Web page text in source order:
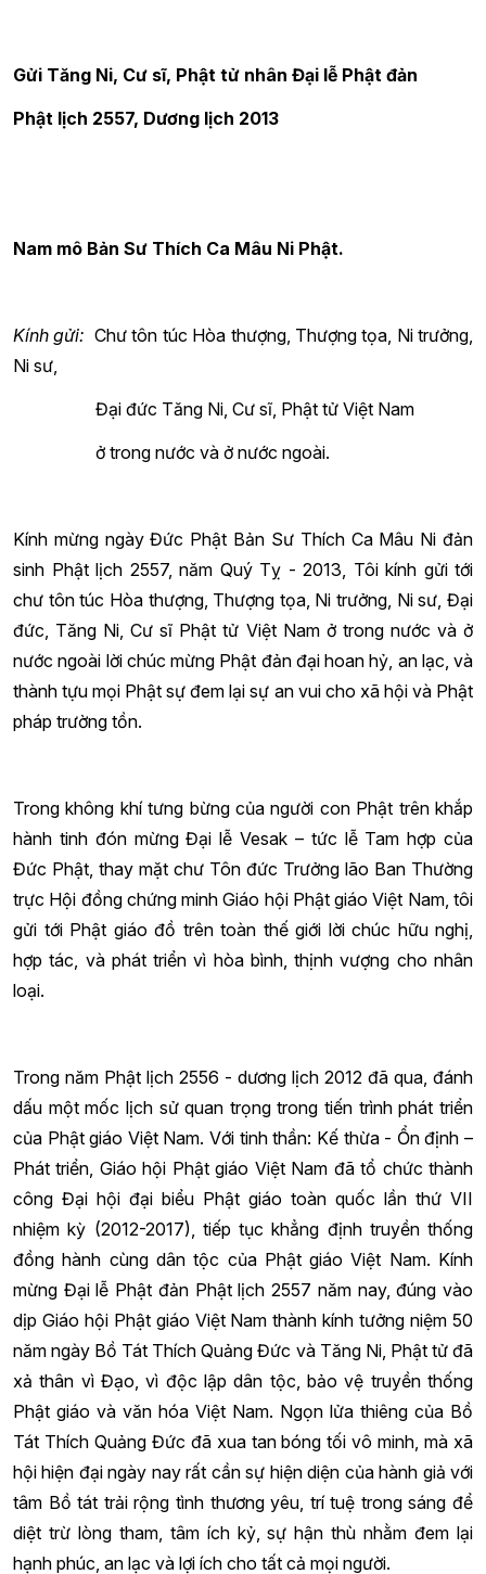
Gửi Tăng Ni, Cư sĩ, Phật tử nhân Đại lễ Phật đản
Phật lịch 2557, Dương lịch 2013
Nam mô Bản Sư Thích Ca Mâu Ni Phật.
Kính gửi: Chư tôn túc Hòa thượng, Thượng tọa, Ni trưởng,
Ni sư,
Đại đức Tăng Ni, Cư sĩ, Phật tử Việt Nam
ở trong nước và ở nước ngoài.
Kính mừng ngày Đức Phật Bản Sư Thích Ca Mâu Ni đản
sinh Phật lịch 2557, năm Quý Tỵ - 2013, Tôi kính gửi tới
chư tôn túc Hòa thượng, Thượng tọa, Ni trưởng, Ni sư, Đại
đức, Tăng Ni, Cư sĩ Phật tử Việt Nam ở trong nước và ở
nước ngoài lời chúc mừng Phật đản đại hoan hỷ, an lạc, và
thành tựu mọi Phật sự đem lại sự an vui cho xã hội và Phật
pháp trường tồn.
Trong không khí tưng bừng của người con Phật trên khắp
hành tinh đón mừng Đại lễ Vesak – tức lễ Tam hợp của
Đức Phật, thay mặt chư Tôn đức Trưởng lão Ban Thường
trực Hội đồng chứng minh Giáo hội Phật giáo Việt Nam, tôi
gửi tới Phật giáo đồ trên toàn thế giới lời chúc hữu nghị,
hợp tác, và phát triển vì hòa bình, thịnh vượng cho nhân
loại.
Trong năm Phật lịch 2556 - dương lịch 2012 đã qua, đánh
dấu một mốc lịch sử quan trọng trong tiến trình phát triển
của Phật giáo Việt Nam. Với tinh thần: Kế thừa - Ổn định –
Phát triển, Giáo hội Phật giáo Việt Nam đã tổ chức thành
công Đại hội đại biểu Phật giáo toàn quốc lần thứ VII
nhiệm kỳ (2012-2017), tiếp tục khẳng định truyền thống
đồng hành cùng dân tộc của Phật giáo Việt Nam. Kính
mừng Đại lễ Phật đản Phật lịch 2557 năm nay, đúng vào
dịp Giáo hội Phật giáo Việt Nam thành kính tưởng niệm 50
năm ngày Bồ Tát Thích Quảng Đức và Tăng Ni, Phật tử đã
xả thân vì Đạo, vì độc lập dân tộc, bảo vệ truyền thống
Phật giáo và văn hóa Việt Nam. Ngọn lửa thiêng của Bồ
Tát Thích Quảng Đức đã xua tan bóng tối vô minh, mà xã
hội hiện đại ngày nay rất cần sự hiện diện của hành giả với
tâm Bồ tát trải rộng tình thương yêu, trí tuệ trong sáng để
diệt trừ lòng tham, tâm ích kỷ, sự hận thù nhằm đem lại
hạnh phúc, an lạc và lợi ích cho tất cả mọi người.